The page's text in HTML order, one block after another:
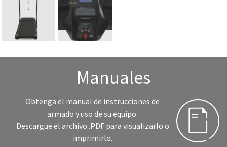
Manuales
Obtenga el manual de instrucciones de
armado y uso de su equipo.
Descargue el archivo .PDF para visualizarlo o
imprimirlo.